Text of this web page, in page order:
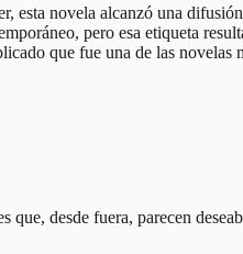
novela alcanzó una
pero esa etiqueta
que fue una de las novelas
desde fuera, parecen